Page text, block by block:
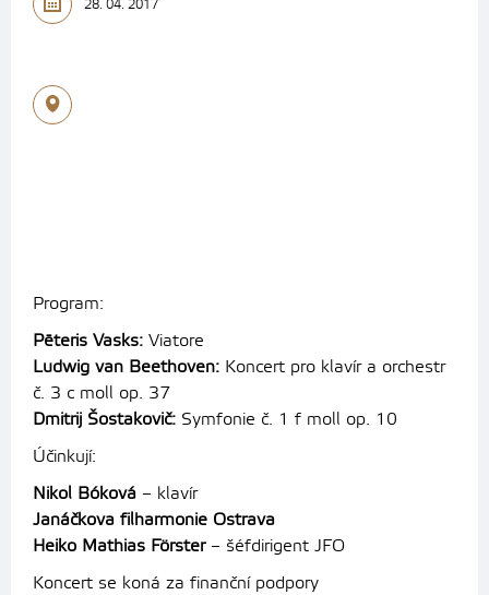
28. 04. 2017
Program:
Pēteris Vasks: Viatore
Ludwig van Beethoven: Koncert pro klavír a orchestr
č. 3 c moll op. 37
Dmitrij Šostakovič: Symfonie č. 1 f moll op. 10
Účinkují:
Nikol Bóková – klavír
Janáčkova filharmonie Ostrava
Heiko Mathias Förster– šéfdirigent JFO
Koncert se koná za finanční podpory